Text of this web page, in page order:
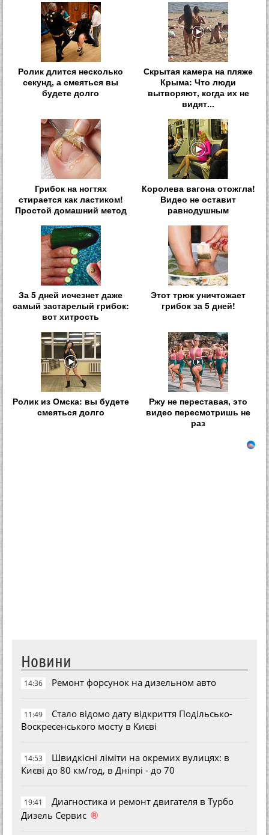
Ролик длится несколько
секунд, а смеяться вы
будете долго
Скрытая камера на пляже
Крыма: Что люди
вытворяют, когда их не
видят...
Грибок на ногтях
стирается как ластиком!
Простой домашний метод
Королева вагона отожгла!
Видео не оставит
равнодушным
За 5 дней исчезнет даже
самый застарелый грибок:
вот хитрость
Этот трюк уничтожает
грибок за 5 дней!
Ролик из Омска: вы будете
смеяться долго
Ржу не переставая, это
видео пересмотришь не
раз
Новини
14:36 Ремонт форсунок на дизельном авто
11:49
Стало відомо дату відкриття Подільсько-
Воскресенського мосту в Києві
14:53
Швидкісні ліміти на окремих вулицях: в
Києві до 80 км/год, в Дніпрі - до 70
19:41
Диагностика и ремонт двигателя в Турбо
Дизель Сервис ®